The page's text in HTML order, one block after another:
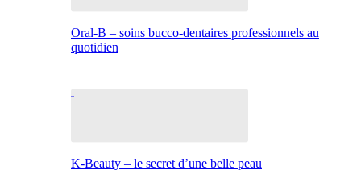
Oral-B – soins bucco-dentaires professionnels au
quotidien
K-Beauty – le secret d’une belle peau